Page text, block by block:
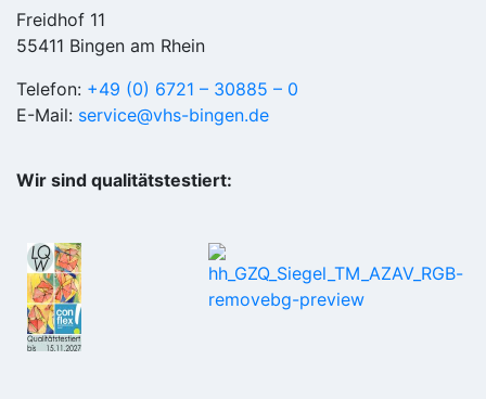
Freidhof 11
55411 Bingen am Rhein
Telefon: +49 (0) 6721 – 30885 – 0
E-Mail: service@vhs-bingen.de
Wir sind qualitätstestiert: